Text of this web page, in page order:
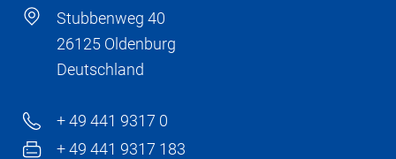
Stubbenweg 40
26125 Oldenburg
Deutschland
+ 49 441 9317 0
+ 49 441 9317 183